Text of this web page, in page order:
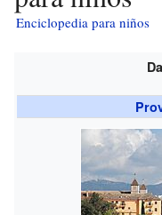
Enciclopedia para niños